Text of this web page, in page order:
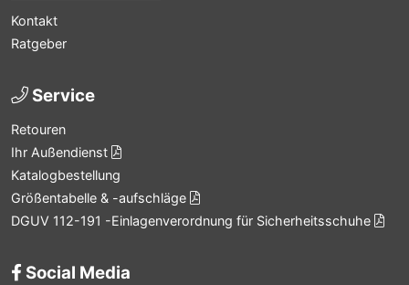
Kontakt
Ratgeber
Service
Retouren
Ihr Außendienst
Katalogbestellung
Größentabelle & -aufschläge
DGUV 112-191 -Einlagenverordnung für Sicherheitsschuhe
Social Media